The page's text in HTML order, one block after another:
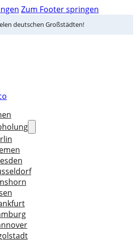
Zum Footer springen
deutschen Großstädten!